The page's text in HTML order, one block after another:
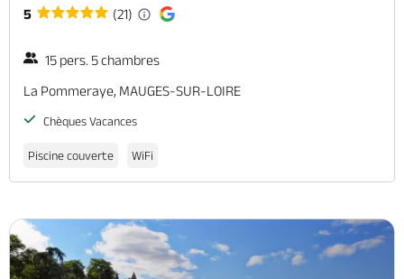
5 (21)
15 pers. 5 chambres
La Pommeraye, MAUGES-SUR-LOIRE
Chèques Vacances
Piscine couverte WiFi